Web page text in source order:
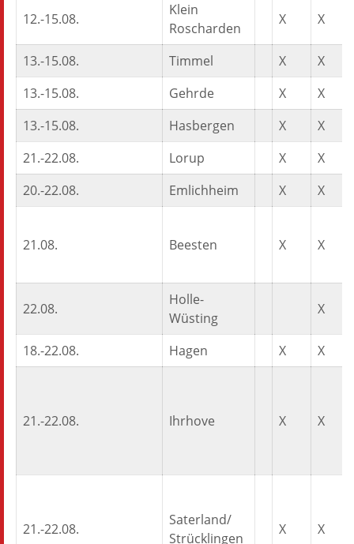
12.-15.08.
Klein
Roscharden
X X
13.-15.08. Timmel X
X
13.-15.08.
Gehrde X
X
13.-15.08.
Hasbergen X
X
21.-22.08.
Lorup X
X
20.-22.08.
Emlichheim X X
21.08. Beesten X X
22.08.
Holle-
Wüsting
X
18.-22.08. Hagen X X
21.-22.08. Ihrhove X X
21.-22.08.
Saterland/
Strücklingen
X X